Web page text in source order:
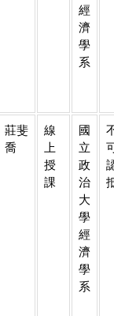
經
濟
學
系
莊斐
喬
線
上
授
課
國
立
政
治
大
學
經
濟
學
系